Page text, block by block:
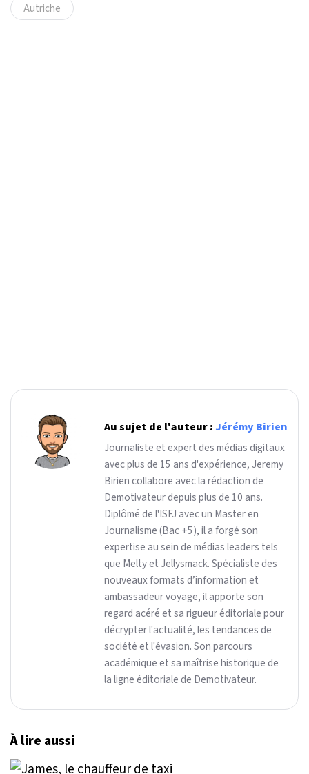
Autriche
Au sujet de l'auteur : Jérémy Birien
Journaliste et expert des médias digitaux
avec plus de 15 ans d'expérience, Jeremy
Birien collabore avec la rédaction de
Demotivateur depuis plus de 10 ans.
Diplômé de l'ISFJ avec un Master en
Journalisme (Bac +5), il a forgé son
expertise au sein de médias leaders tels
que Melty et Jellysmack. Spécialiste des
nouveaux formats d’information et
ambassadeur voyage, il apporte son
regard acéré et sa rigueur éditoriale pour
décrypter l'actualité, les tendances de
société et l'évasion. Son parcours
académique et sa maîtrise historique de
la ligne éditoriale de Demotivateur.
À lire aussi